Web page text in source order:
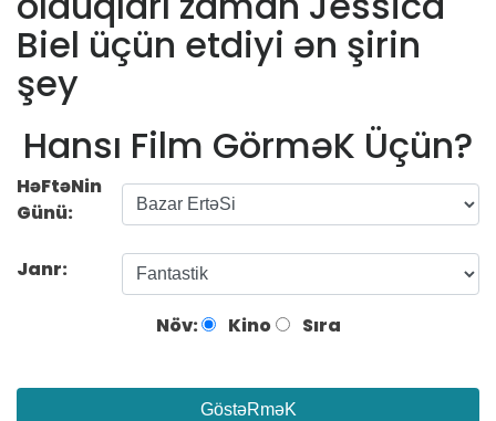
Biel üçün etdiyi ən şirin
şey
Hansı Film GörməK Üçün?
HəFtəNin
Günü:
Janr:
Növ: Kino Sıra
GöstəRməK